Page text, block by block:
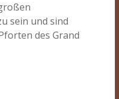
sein und sind
des Grand